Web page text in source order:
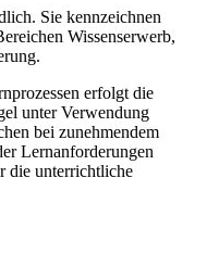
Sie kennzeichnen
Wissenserwerb,
erfolgt die
unter Verwendung
bei zunehmendem
Lernanforderungen
die unterrichtliche